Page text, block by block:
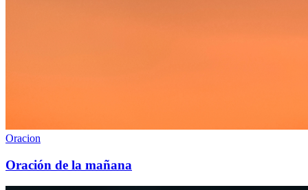
Oracion
Oración de la mañana